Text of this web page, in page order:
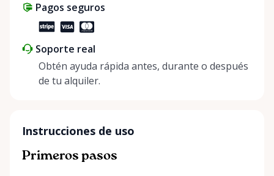
Pagos seguros
Soporte real
Obtén ayuda rápida antes, durante o después
de tu alquiler.
Instrucciones de uso
Primeros pasos